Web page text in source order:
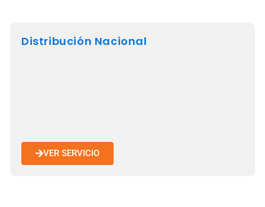
Distribución Nacional
VER SERVICIO